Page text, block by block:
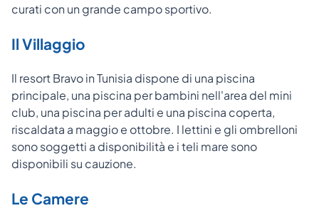
curati con un grande campo sportivo.
Il Villaggio
Il resort Bravo in Tunisia dispone di una piscina
principale, una piscina per bambini nell'area del mini
club, una piscina per adulti e una piscina coperta,
riscaldata a maggio e ottobre. I lettini e gli ombrelloni
sono soggetti a disponibilità e i teli mare sono
disponibili su cauzione.
Le Camere